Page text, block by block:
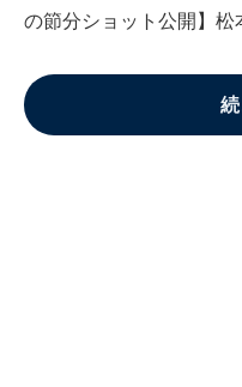
の節分ショット公開】松